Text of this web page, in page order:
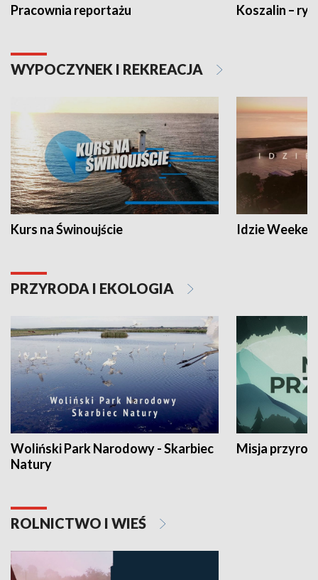
Pracownia reportażu Koszalin –
WYPOCZYNEK I REKREACJA
Kurs na Świnoujście Idzie
PRZYRODA I EKOLOGIA
Woliński Park Narodowy - Skarbiec
Natury
Misja
ROLNICTWO I WIEŚ